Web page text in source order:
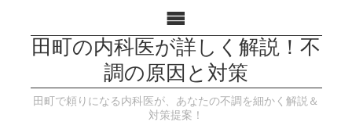
田町の内科医が詳しく解説！不
調の原因と対策
田町で頼りになる内科医が、あなたの不調を細かく解説＆
対策提案！